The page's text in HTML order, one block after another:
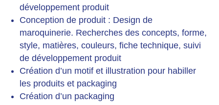
développement produit
Conception de produit : Design de
maroquinerie. Recherches des concepts, forme,
style, matières, couleurs, fiche technique, suivi
de développement produit
Création d’un motif et illustration pour habiller
les produits et packaging
Création d’un packaging